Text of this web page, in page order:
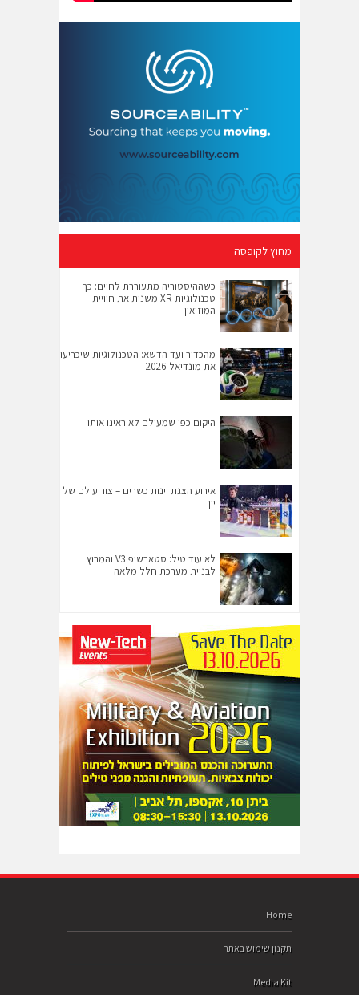
מחוץ לקופסה
כשההיסטוריה מתעוררת לחיים: כך
טכנולוגיות XR משנות את חוויית
המוזיאון
מהכדור ועד הדשא: הטכנולוגיות שיכריעו
את מונדיאל 2026
היקום כפי שמעולם לא ראינו אותו
אירוע הצגת יינות כשרים – צור עולם של
יין
לא עוד טיל: סטארשיפ V3 והמרוץ
לבניית מערכת חלל מלאה
Home
תקנון שימוש באתר
Media Kit